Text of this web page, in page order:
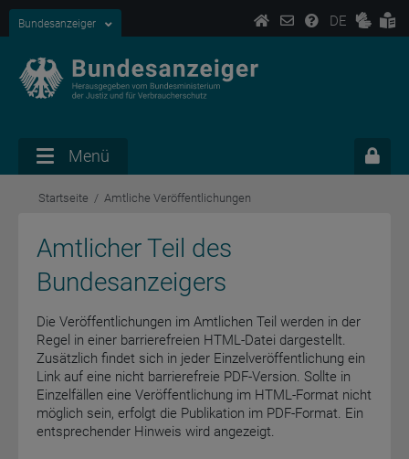
Bundesanzeiger DE
Menü
Startseite Amtliche Veröffentlichungen
Amtlicher Teil des
Bundesanzeigers
Die Veröffentlichungen im Amtlichen Teil werden in der
Regel in einer barrierefreien HTML-Datei dargestellt.
Zusätzlich findet sich in jeder Einzelveröffentlichung ein
Link auf eine nicht barrierefreie PDF-Version. Sollte in
Einzelfällen eine Veröffentlichung im HTML-Format nicht
möglich sein, erfolgt die Publikation im PDF-Format. Ein
entsprechender Hinweis wird angezeigt.